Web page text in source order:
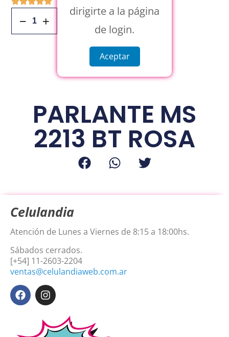
Añadir Al Carrito
PARLANTE MS
2213 BT ROSA
Celulandia
Atención de Lunes a Viernes de 8:15 a 18:00hs.
Sábados cerrados.
[+54] 11-2603-2204
ventas@celulandiaweb.com.ar
dirigirte a la página
de login.
Aceptar